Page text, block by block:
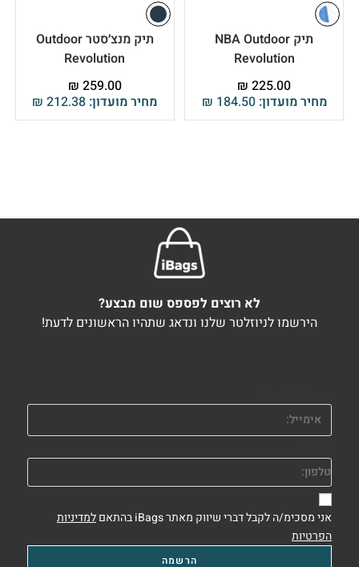
תיק NBA Outdoor
Revolution
מחיר מועדון: ₪ 184.50
₪ 225.00
תיק מנצ׳סטר Outdoor
Revolution
מחיר מועדון: ₪ 212.38
₪ 259.00
לא רוצים לפספס שום מבצע?
הירשמו לניוזלטר שלנו ונדאג שתהיו הראשונים לדעת!
אני מסכימ/ה לקבל דברי שיווק מאתר iBags בהתאם
למדיניות
הפרטיות